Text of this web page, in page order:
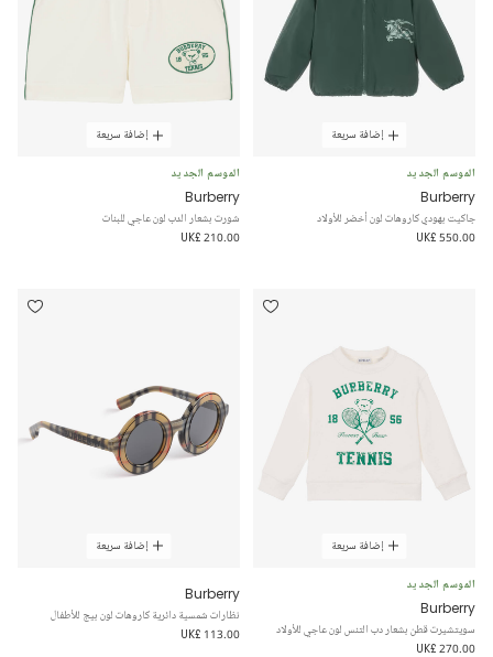
إضافة سريعة
الموسم الجديد
Burberry
جاكيت بهودي كاروهات لون أخضر للأولاد
UK£ 550.00
إضافة سريعة
الموسم الجديد
Burberry
شورت بشعار الدب لون عاجي للبنات
UK£ 210.00
إضافة سريعة
الموسم الجديد
Burberry
سويتشيرت قطن بشعار دب التنس لون عاجي للأولاد
UK£ 270.00
إضافة سريعة
Burberry
نظارات شمسية دائرية كاروهات لون بيج للأطفال
UK£ 113.00